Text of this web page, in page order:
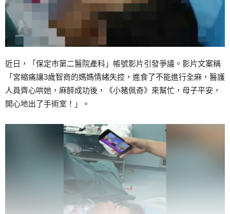
近日，「保定市第二醫院產科」帳號影片引發爭議。影片文案稱
「宮縮痛讓3歲智商的媽媽情緒失控，進食了不能進行全麻，醫護
人員齊心哄她，麻醉成功後，《小豬佩奇》來幫忙，母子平安，
開心地出了手術室！」。